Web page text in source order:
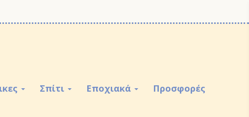
Σπίτι Εποχιακά Προσφορές